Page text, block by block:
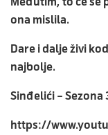
ona mislila.
Dare i dalje živi
najbolje.
Sinđelići – Sezona
https://